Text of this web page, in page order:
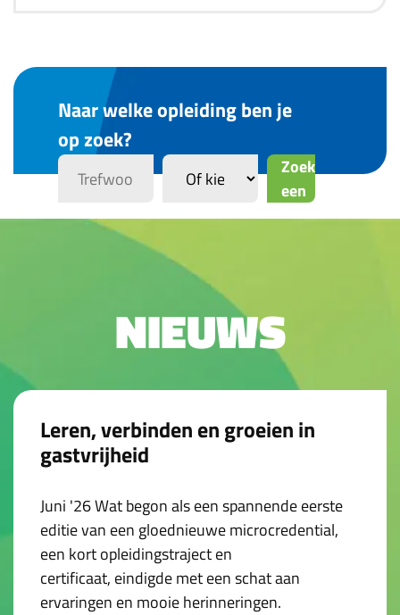
Naar welke opleiding ben je
op zoek?
Zoek
een
opleiding
NIEUWS
Leren, verbinden en groeien in
gastvrijheid
Juni '26 Wat begon als een spannende eerste
editie van een gloednieuwe microcredential,
een kort opleidingstraject en
certificaat, eindigde met een schat aan
ervaringen en mooie herinneringen.